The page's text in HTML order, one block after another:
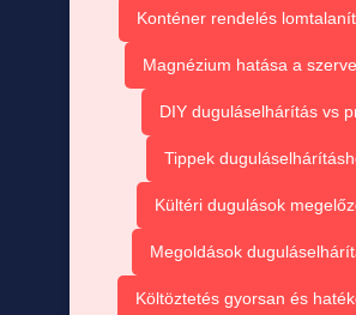
Konténer rendelés
Magnézium hatása a
DIY duguláselhárítás vs
Tippek
Kültéri dugulások
Megoldások
Költöztetés gyorsan és